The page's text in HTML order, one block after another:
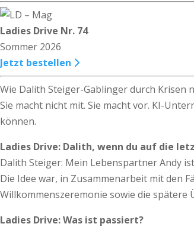
Ladies Drive Nr. 74
Sommer 2026
Jetzt bestellen
Wie Dalith Steiger-Gablinger durch
Sie macht nicht mit. Sie macht vor. KI-
können.
Ladies Drive: Dalith, wenn du auf die
Dalith Steiger: Mein Lebenspartner Andy
Die Idee war, in Zusammenarbeit mit den
Willkommenszeremonie sowie die spätere
Ladies Drive: Was ist passiert?